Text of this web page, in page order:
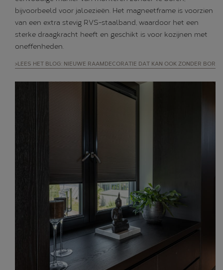
bijvoorbeeld voor jaloezieën. Het magneetframe is voorzien
van een extra stevig RVS-staalband, waardoor het een
sterke draagkracht heeft en geschikt is voor kozijnen met
oneffenheden.
>LEES HET BLOG: NIEUWE RAAMDECORATIE DAT KAN OOK ZONDER BOREN